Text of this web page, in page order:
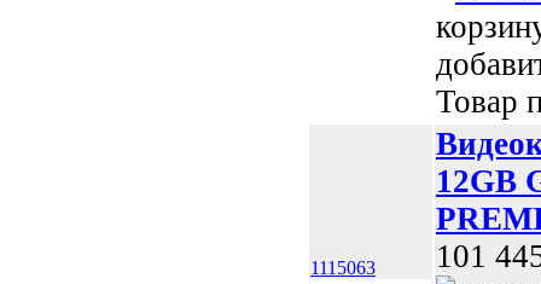
Товар
1115063
12GB
101